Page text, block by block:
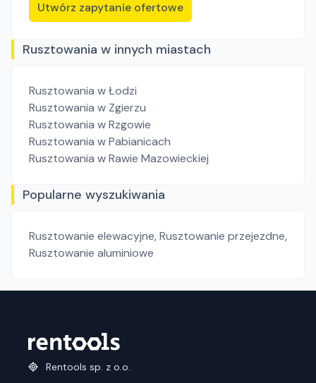
Utwórz zapytanie ofertowe
Rusztowania w innych miastach
Rusztowania w Łodzi
Rusztowania w Zgierzu
Rusztowania w Rzgowie
Rusztowania w Pabianicach
Rusztowania w Rawie Mazowieckiej
Popularne wyszukiwania
Rusztowanie elewacyjne,Rusztowanie przejezdne,
Rusztowanie aluminiowe
Rentools sp. z o.o.